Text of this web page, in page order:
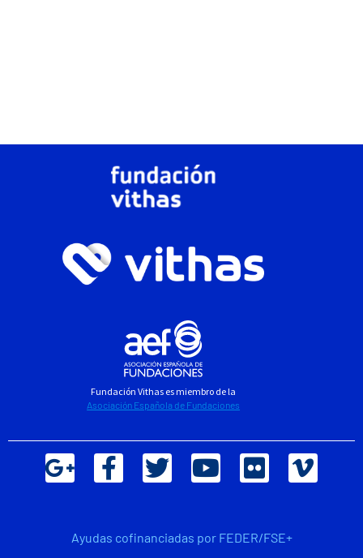
Fundación Vithas es miembro de la
Asociación Española de Fundaciones
Ayudas cofinanciadas por FEDER/FSE+